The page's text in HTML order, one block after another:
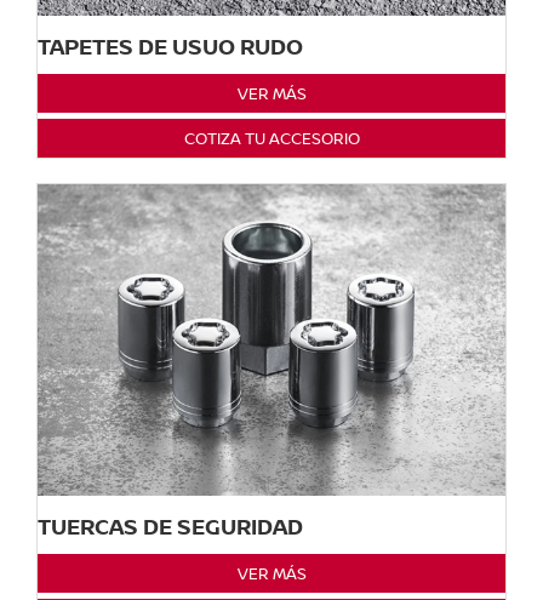
TAPETES DE USUO RUDO
VER MÁS
COTIZA TU ACCESORIO
TUERCAS DE SEGURIDAD
VER MÁS